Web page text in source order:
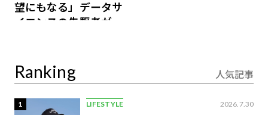
望にもなる」データサ
イエンスの先駆者が語
Ranking 人気記事
1 LIFESTYLE 2026.7.30